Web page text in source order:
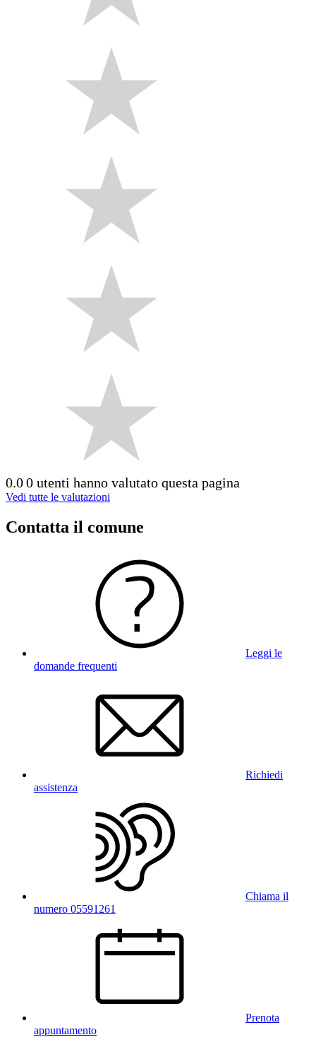
0.00 utenti hanno valutato questa pagina
Vedi tutte le valutazioni
Contatta il comune
Leggi le
domande frequenti
Richiedi
assistenza
Chiama il
numero 05591261
Prenota
appuntamento